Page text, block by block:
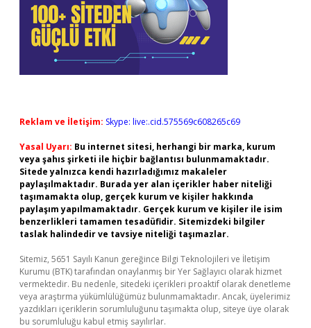
Reklam ve İletişim: Skype: live:.cid.575569c608265c69
Yasal Uyarı: Bu internet sitesi, herhangi bir marka, kurum
veya şahıs şirketi ile hiçbir bağlantısı bulunmamaktadır.
Sitede yalnızca kendi hazırladığımız makaleler
paylaşılmaktadır. Burada yer alan içerikler haber niteliği
taşımamakta olup, gerçek kurum ve kişiler hakkında
paylaşım yapılmamaktadır. Gerçek kurum ve kişiler ile isim
benzerlikleri tamamen tesadüfidir. Sitemizdeki bilgiler
taslak halindedir ve tavsiye niteliği taşımazlar.
Sitemiz, 5651 Sayılı Kanun gereğince Bilgi Teknolojileri ve İletişim
Kurumu (BTK) tarafından onaylanmış bir Yer Sağlayıcı olarak hizmet
vermektedir. Bu nedenle, sitedeki içerikleri proaktif olarak denetleme
veya araştırma yükümlülüğümüz bulunmamaktadır. Ancak, üyelerimiz
yazdıkları içeriklerin sorumluluğunu taşımakta olup, siteye üye olarak
bu sorumluluğu kabul etmiş sayılırlar.